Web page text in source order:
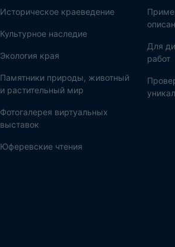
Историческое краеведение
Культурное наследие
Экология края
Памятники природы, животный
и растительный мир
Фотогалерея виртуальных
выставок
Юферевские чтения
Для
работ